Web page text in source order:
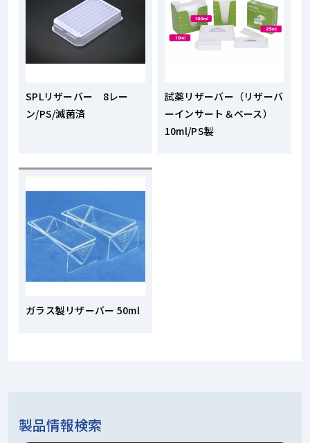
SPLリザーバー 8レー
ン/PS/滅菌済
試薬リザーバー（リザーバ
ーインサート＆ベース）
10ml/PS製
ガラス製リザーバー 50ml
製品情報検索